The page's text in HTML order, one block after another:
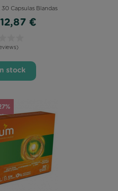
Capsulas Blandas
12,87 €
stock